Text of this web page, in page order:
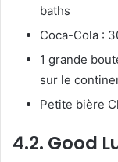
baths
Coca-Cola :
1 grande
sur le
Petite bière
4.2. Good